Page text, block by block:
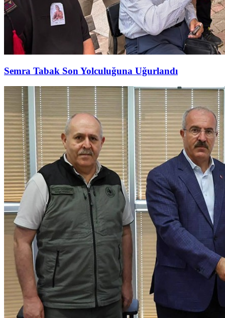
Semra Tabak Son Yolculuğuna Uğurlandı